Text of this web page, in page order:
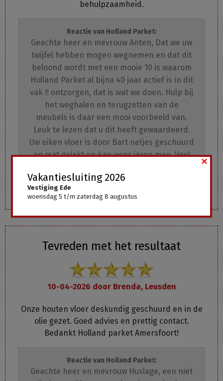
behulpzaamheid.
Reactie van Holland Parket:
Geachte heer en mevrouw Anten, Dat we uw
twijfel hebben mogen wegnemen en dat dit
beloond wordt met een mooie 10 is waarom
Holland Parket al bijna 40 jaar actief is in dit
vak !! ontzorgen, dat is wat we doen. Hulp bij
het weghalen en terugzetten van de
meubels is daar een mooi voorbeeld van.
Leuk te lezen dat u dit heeft gewaardeerd.
Uw eiken vloer is door Bart netjes geschuurd
en mat gelakt en kan weer jaren mee. Veel
Holland Parket
Tevreden met het resultaat
10-04-2026 door Brenda, Leusden
Onze houten vloer deskundig geschuurd en in de
olie gezet. Goed advies en prettig contact.
Bedankt Holland parket Amersfoort!
Reactie van Holland Parket:
Geachte heer en mevrouw Huslage, een niet
Vakantiesluiting 2026
Vestiging Ede
woensdag 5 t/m zaterdag 8 augustus
×